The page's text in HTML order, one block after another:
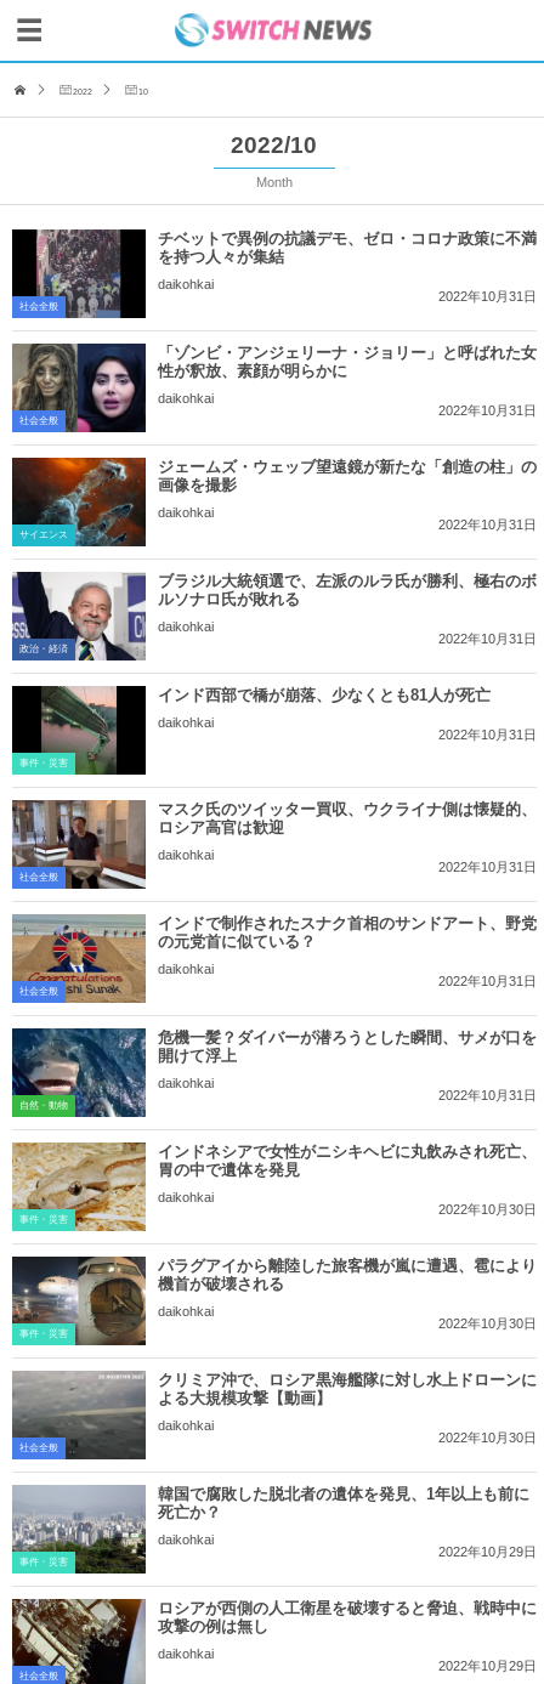
2022 10
2022/10
Month
社会全般
チベットで異例の抗議デモ、ゼロ・コロナ政策に不満
を持つ人々が集結
daikohkai
2022年10月31日
社会全般
「ゾンビ・アンジェリーナ・ジョリー」と呼ばれた女
性が釈放、素顔が明らかに
daikohkai
2022年10月31日
サイエンス
ジェームズ・ウェッブ望遠鏡が新たな「創造の柱」の
画像を撮影
daikohkai
2022年10月31日
政治・経済
ブラジル大統領選で、左派のルラ氏が勝利、極右のボ
ルソナロ氏が敗れる
daikohkai
2022年10月31日
事件・災害
インド西部で橋が崩落、少なくとも81人が死亡
daikohkai
2022年10月31日
社会全般
マスク氏のツイッター買収、ウクライナ側は懐疑的、
ロシア高官は歓迎
daikohkai
2022年10月31日
社会全般
インドで制作されたスナク首相のサンドアート、野党
の元党首に似ている？
daikohkai
2022年10月31日
自然・動物
危機一髪？ダイバーが潜ろうとした瞬間、サメが口を
開けて浮上
daikohkai
2022年10月31日
事件・災害
インドネシアで女性がニシキヘビに丸飲みされ死亡、
胃の中で遺体を発見
daikohkai
2022年10月30日
事件・災害
パラグアイから離陸した旅客機が嵐に遭遇、雹により
機首が破壊される
daikohkai
2022年10月30日
社会全般
クリミア沖で、ロシア黒海艦隊に対し水上ドローンに
よる大規模攻撃【動画】
daikohkai
2022年10月30日
事件・災害
韓国で腐敗した脱北者の遺体を発見、1年以上も前に
死亡か？
daikohkai
2022年10月29日
社会全般
ロシアが西側の人工衛星を破壊すると脅迫、戦時中に
攻撃の例は無し
daikohkai
2022年10月29日